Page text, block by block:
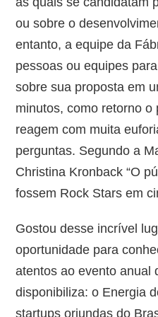
ou sobre o
entanto, a equipe da
pessoas ou equipes
sobre sua proposta em
minutos, como retorno o
reagem com muita
perguntas. Segundo a
Christina Kronback “O
fossem Rock Stars em
Gostou desse incrível
oportunidade para
atentos ao evento anual
disponibiliza: o Energia
startups oriundas do